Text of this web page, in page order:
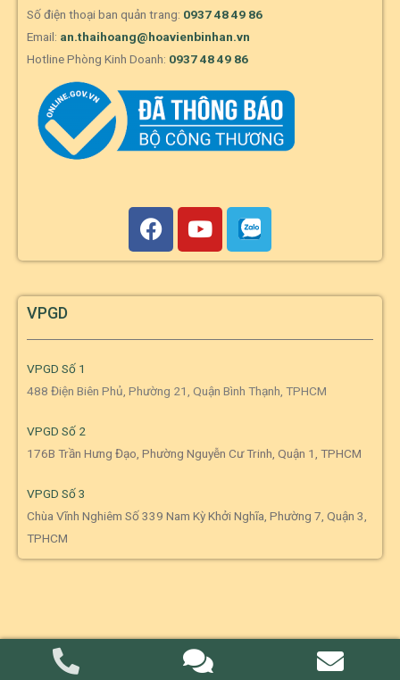
Số điện thoại ban quản trang: 0937 48 49 86
Email: an.thaihoang@hoavienbinhan.vn
Hotline Phòng Kinh Doanh: 0937 48 49 86
VPGD
VPGD Số 1
488 Điện Biên Phủ, Phường 21, Quận Bình Thạnh, TPHCM
VPGD Số 2
176B Trần Hưng Đạo, Phường Nguyễn Cư Trinh, Quận 1, TPHCM
VPGD Số 3
Chùa Vĩnh Nghiêm Số 339 Nam Kỳ Khởi Nghĩa, Phường 7, Quận 3,
TPHCM